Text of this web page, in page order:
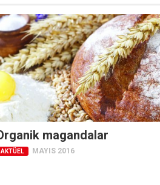
magandalar
AKTÜEL MAYIS 2016